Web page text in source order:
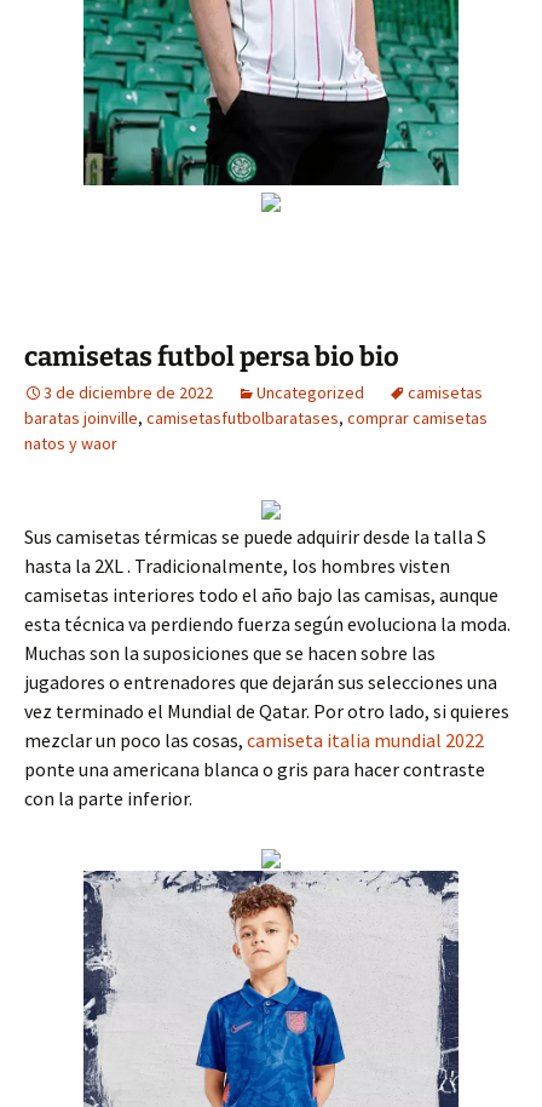
camisetas futbol persa bio bio
3 de diciembre de 2022 Uncategorized
camisetas
baratas joinville, camisetasfutbolbaratases, comprar camisetas
natos y waor
Sus camisetas térmicas se puede adquirir desde la talla S
hasta la 2XL . Tradicionalmente, los hombres visten
camisetas interiores todo el año bajo las camisas, aunque
esta técnica va perdiendo fuerza según evoluciona la moda.
Muchas son la suposiciones que se hacen sobre las
jugadores o entrenadores que dejarán sus selecciones una
vez terminado el Mundial de Qatar. Por otro lado, si quieres
mezclar un poco las cosas, camiseta italia mundial 2022
ponte una americana blanca o gris para hacer contraste
con la parte inferior.